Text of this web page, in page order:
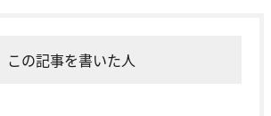
この記事を書いた人